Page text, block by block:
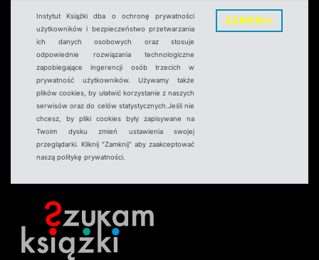
Instytut Książki dba o ochronę prywatności
użytkowników i bezpieczeństwo przetwarzania
ich danych osobowych oraz stosuje
odpowiednie rozwiązania technologiczne
zapobiegające ingerencji osób trzecich w
prywatność użytkowników. Używamy także
plików cookies, by ułatwić korzystanie z naszych
serwisów oraz do celów statystycznych.Jeśli nie
chcesz, by pliki cookies były zapisywane na
Twoim dysku zmień ustawienia swojej
przeglądarki. Kliknij "Zamknij" aby zaakceptować
naszą politykę prywatności.
ZAMKNIJ